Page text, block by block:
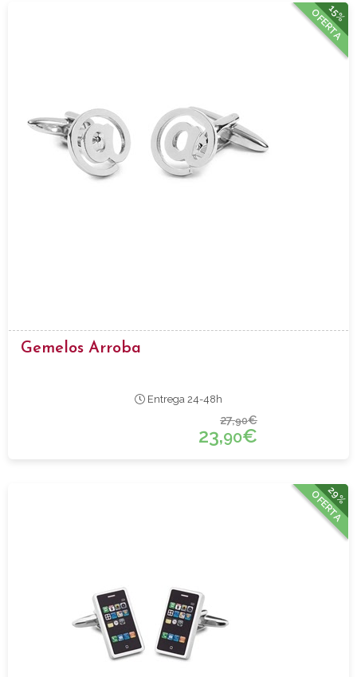
15%
OFERTA
Gemelos Arroba
Entrega 24-48h
27,90€
23,90€
29%
OFERTA